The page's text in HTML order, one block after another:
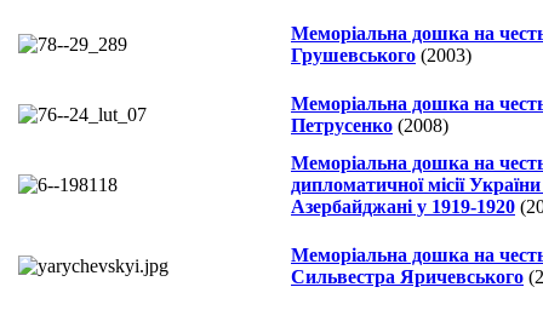
Меморіальна дошка на
Грушевського (2003)
Меморіальна дошка на
Петрусенко (2008)
Меморіальна дошка на
дипломатичної місії
Азербайджані у 1919-1920
Меморіальна дошка на
Сильвестра Яричевського